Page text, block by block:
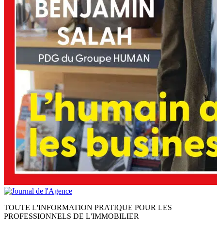
TOUTE L'INFORMATION PRATIQUE POUR LES
PROFESSIONNELS DE L'IMMOBILIER